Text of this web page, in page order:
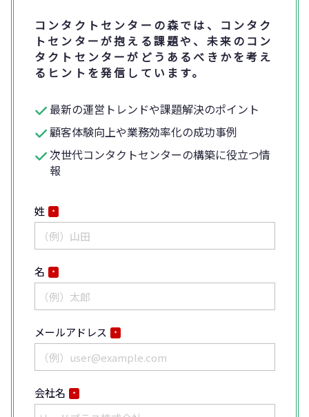
コンタクトセンターの森では、コンタク
トセンターが抱える課題や、未来のコン
タクトセンターがどうあるべきかを考え
るヒントを発信しています。
最新の運営トレンドや課題解決のポイント
顧客体験向上や業務効率化の成功事例
次世代コンタクトセンターの構築に役立つ情
報
姓 *
名 *
メールアドレス *
会社名 *